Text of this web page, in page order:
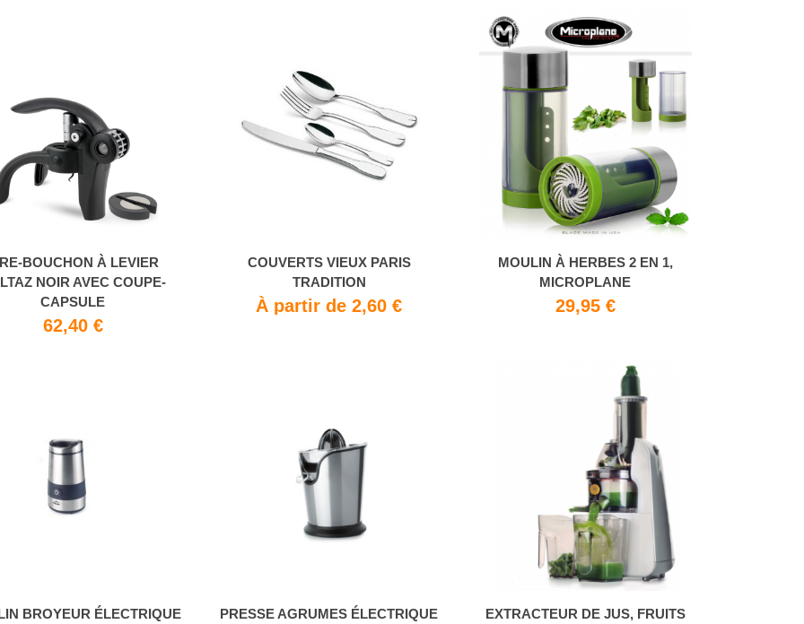
BOUCHON À LEVIER
NOIR AVEC COUPE-
CAPSULE
62,40 €
COUVERTS VIEUX PARIS
TRADITION
À partir de 2,60 €
MOULIN À HERBES 2 EN 1,
MICROPLANE
29,95 €
BROYEUR ÉLECTRIQUE
PRESSE AGRUMES ÉLECTRIQUE
EXTRACTEUR DE JUS, FRUITS